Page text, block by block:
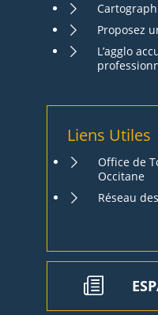
Proposez
L’agglo
Liens Utiles
Office de
Occitane
Réseau